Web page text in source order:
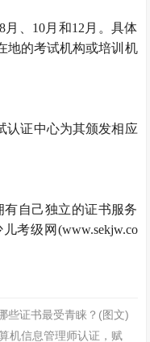
、10月和12月。具体
地的考试机构或培训机
认证中心为其颁发相应
自己独立的证书服务
考级网(www.sekjw.co
些证书最受青睐？(图文)
机信息管理师认证，赋